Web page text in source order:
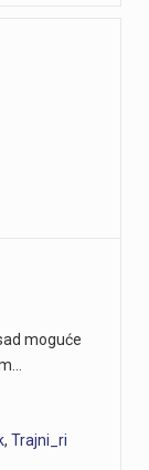
moguće
, Trajni_ri